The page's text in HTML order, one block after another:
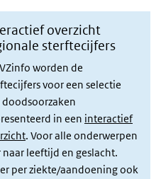
overzicht
sterftecijfers
worden de
voor een selectie
doodsoorzaken
in een interactief
. Voor alle onderwerpen
leeftijd en geslacht.
per ziekte/aandoening ook